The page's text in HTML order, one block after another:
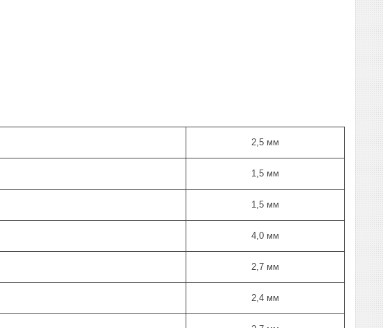
2,5 мм
1,5 мм
1,5 мм
4,0 мм
2,7 мм
2,4 мм